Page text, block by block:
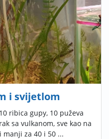
i svijetlom
ribica gupy, 10 puževa
sa vulkanom, sve kao na
manji za 40 i 50 ...